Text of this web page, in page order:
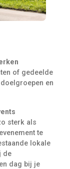
of gedeelde
en
sterk als
te
lokale
de
dag bij je